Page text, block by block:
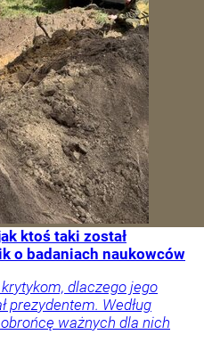
ktoś taki został
o badaniach naukowców
dlaczego jego
prezydentem. Według
ważnych dla nich